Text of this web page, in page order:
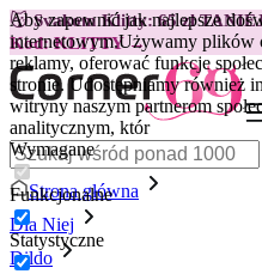
Aby zapewnić jak najlepsze
internetowym.Używamy plików
reklamy, oferować funkcje
stronie. Udostępniamy również
witryny naszym partnerom
analitycznym, któr
Wymagane
Funkcjonalne
Statystyczne
😽Svakom Klitty: 65 zł
Kod: KLITTY →
Strona główna
Dla Niej
Dildo